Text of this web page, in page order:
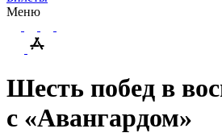
Меню
Шесть побед в
с «Авангардом»